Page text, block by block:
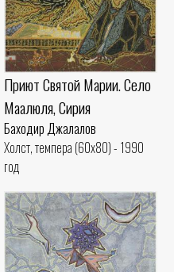
Приют Святой Марии. Село
Маалюля, Сирия
Баходир Джалалов
Холст, темпера (60x80) - 1990
год